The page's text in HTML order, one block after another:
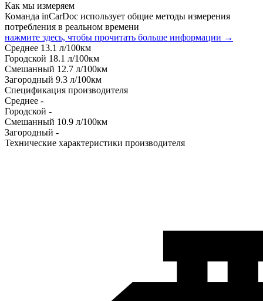
Как мы измеряем
Команда inCarDoc использует общие методы измерения
потребления в реальном времени
нажмите здесь, чтобы прочитать больше информации →
Среднее 13.1 л/100км
Городской 18.1 л/100км
Смешанный 12.7 л/100км
Загородный 9.3 л/100км
Спецификация производителя
Среднее -
Городской -
Смешанный 10.9 л/100км
Загородный -
Технические характеристики производителя